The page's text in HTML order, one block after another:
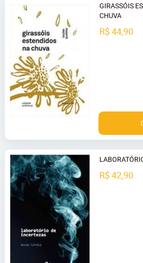
GIRASSÓIS
CHUVA
R$ 44,90
R$ 42,90